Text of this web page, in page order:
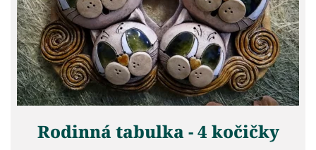
Rodinná tabulka - 4 kočičky